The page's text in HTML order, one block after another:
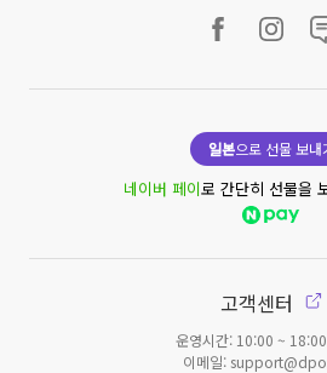
일본으로 선물 보내
네이버 페이로 간단히 선물을
고객센터
운영시간: 10:00 ~
이메일: